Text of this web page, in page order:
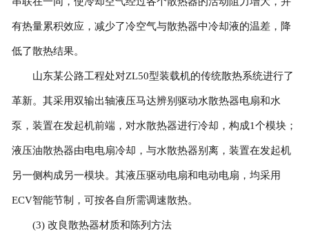
有热量累积效应，减少了冷空气与散热器中冷却液的温差，降
低了散热结果。
山东某公路工程处对ZL50型装载机的传统散热系统进行了
革新。其采用双输出轴液压马达辨别驱动水散热器电扇和水
泵，装置在发起机前端，对水散热器进行冷却，构成1个模块；
液压油散热器由电电扇冷却，与水散热器别离，装置在发起机
另一侧构成另一模块。其液压驱动电扇和电动电扇，均采用
ECV智能节制，可按各自所需调速散热。
(3) 改良散热器材质和陈列方法